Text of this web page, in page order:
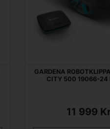
GARDENA
CITY 500 19066-24
11 999